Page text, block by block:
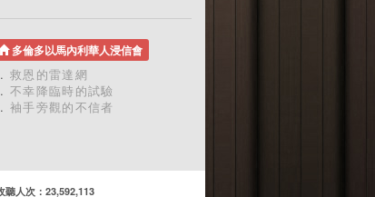
多倫多以馬內利華人浸信會
救恩的雷達網
不幸降臨時的試驗
袖手旁觀的不信者
聽人次：23,592,113